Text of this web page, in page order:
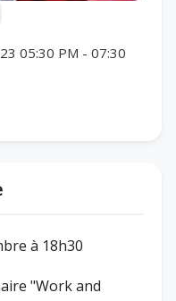
05:30 PM - 07:30
à 18h30
"Work and